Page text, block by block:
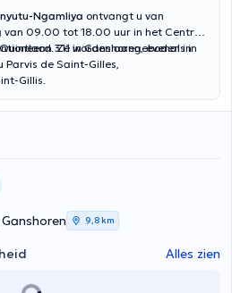
Ngamliya ontvangt u van
09.00 tot 18.00 uur in het Centre
311 in Ganshoren, evenals in
de Saint-Gilles,
Gillis.
Ze worden aangeboden in
9,8 km
Alles zien